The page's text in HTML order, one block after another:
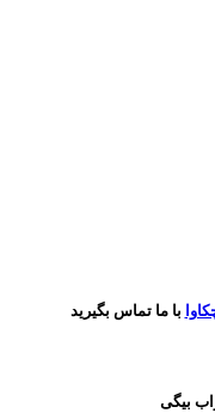
با ما تماس بگیرید
بیگی